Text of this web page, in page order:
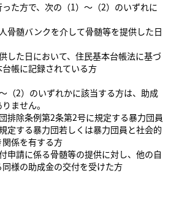
た方で、次の（1）～（2）のいずれに
骨髄バンクを介して骨髄等を提供した日
した日において、住民基本台帳法に基づ
帳に記録されている方
（2）のいずれかに該当する方は、助成
ません。
排除条例第2条第2号に規定する暴力団員
定する暴力団若しくは暴力団員と社会的
係を有する方
申請に係る骨髄等の提供に対し、他の自
様の助成金の交付を受けた方